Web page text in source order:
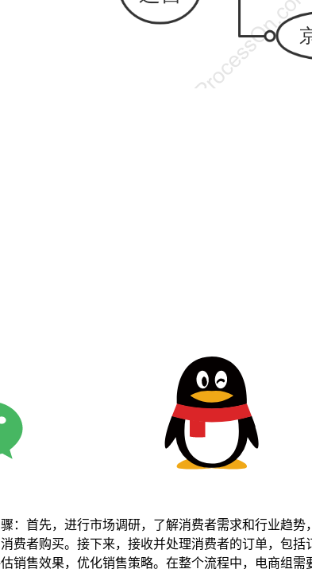
：首先，进行市场调研，了解消费者需求和行业趋
费者购买。接下来，接收并处理消费者的订单，包
销售效果，优化销售策略。在整个流程中，电商组